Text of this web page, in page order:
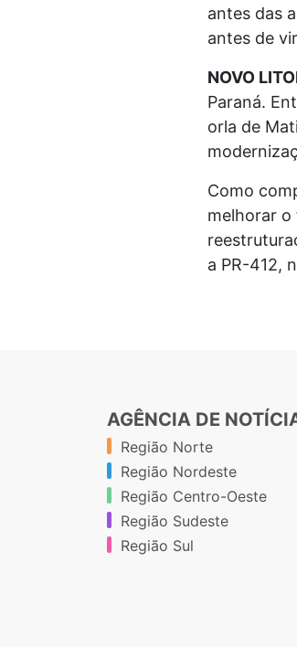
antes das
antes de
NOVO
Paraná.
orla de
Como
melhorar o
a PR-412,
AGÊNCIA DE
Região Norte
Região Nordeste
Região Centro-Oeste
Região Sudeste
Região Sul